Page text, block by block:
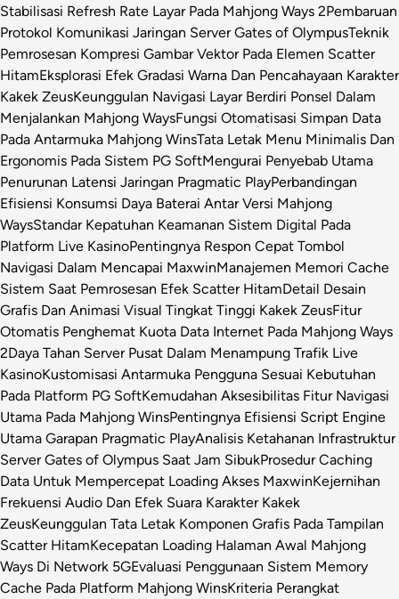
Stabilisasi Refresh Rate Layar Pada Mahjong Ways 2Pembaruan
Protokol Komunikasi Jaringan Server Gates of OlympusTeknik
Pemrosesan Kompresi Gambar Vektor Pada Elemen Scatter
HitamEksplorasi Efek Gradasi Warna Dan Pencahayaan Karakter
Kakek ZeusKeunggulan Navigasi Layar Berdiri Ponsel Dalam
Menjalankan Mahjong WaysFungsi Otomatisasi Simpan Data
Pada Antarmuka Mahjong WinsTata Letak Menu Minimalis Dan
Ergonomis Pada Sistem PG SoftMengurai Penyebab Utama
Penurunan Latensi Jaringan Pragmatic PlayPerbandingan
Efisiensi Konsumsi Daya Baterai Antar Versi Mahjong
WaysStandar Kepatuhan Keamanan Sistem Digital Pada
Platform Live KasinoPentingnya Respon Cepat Tombol
Navigasi Dalam Mencapai MaxwinManajemen Memori Cache
Sistem Saat Pemrosesan Efek Scatter HitamDetail Desain
Grafis Dan Animasi Visual Tingkat Tinggi Kakek ZeusFitur
Otomatis Penghemat Kuota Data Internet Pada Mahjong Ways
2Daya Tahan Server Pusat Dalam Menampung Trafik Live
KasinoKustomisasi Antarmuka Pengguna Sesuai Kebutuhan
Pada Platform PG SoftKemudahan Aksesibilitas Fitur Navigasi
Utama Pada Mahjong WinsPentingnya Efisiensi Script Engine
Utama Garapan Pragmatic PlayAnalisis Ketahanan Infrastruktur
Server Gates of Olympus Saat Jam SibukProsedur Caching
Data Untuk Mempercepat Loading Akses MaxwinKejernihan
Frekuensi Audio Dan Efek Suara Karakter Kakek
ZeusKeunggulan Tata Letak Komponen Grafis Pada Tampilan
Scatter HitamKecepatan Loading Halaman Awal Mahjong
Ways Di Network 5GEvaluasi Penggunaan Sistem Memory
Cache Pada Platform Mahjong WinsKriteria Perangkat